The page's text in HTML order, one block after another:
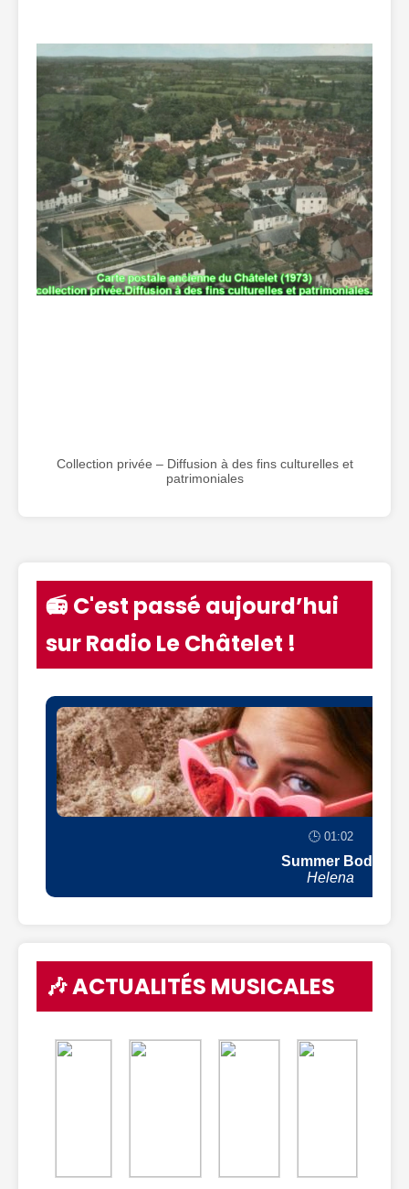
Collection privée – Diffusion à des fins culturelles et
patrimoniales
📻 C'est passé aujourd’hui
sur Radio Le Châtelet !
🕒 01:02
Summer Body
Helena
🎶 ACTUALITÉS MUSICALES